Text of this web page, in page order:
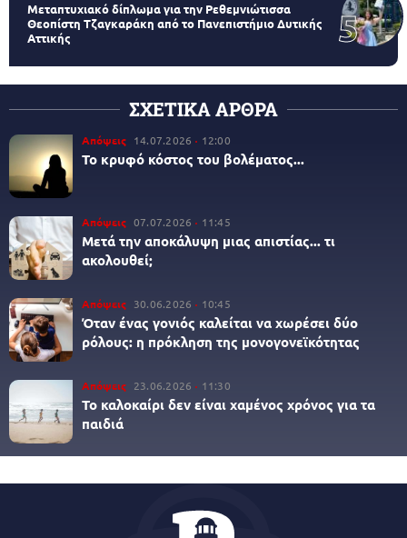
Μεταπτυχιακό δίπλωμα για την Ρεθεμνιώτισσα
Θεοπίστη Τζαγκαράκη από το Πανεπιστήμιο Δυτικής
Αττικής
ΣΧΕΤΙΚΑ ΑΡΘΡΑ
Απόψεις 14.07.2026 12:00
Το κρυφό κόστος του βολέματος...
Απόψεις 07.07.2026 11:45
Μετά την αποκάλυψη μιας απιστίας... τι
ακολουθεί;
Απόψεις 30.06.2026 10:45
Όταν ένας γονιός καλείται να χωρέσει δύο
ρόλους: η πρόκληση της μονογονεϊκότητας
Απόψεις 23.06.2026 11:30
Το καλοκαίρι δεν είναι χαμένος χρόνος για τα
παιδιά